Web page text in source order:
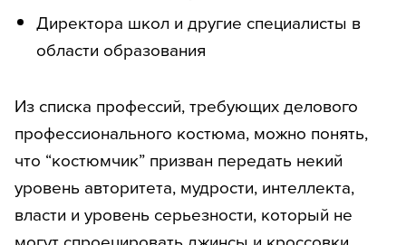
Директора школ и другие специалисты в
области образования
Из списка профессий, требующих делового
профессионального костюма, можно понять,
что “костюмчик” призван передать некий
уровень авторитета, мудрости, интеллекта,
власти и уровень серьезности, который не